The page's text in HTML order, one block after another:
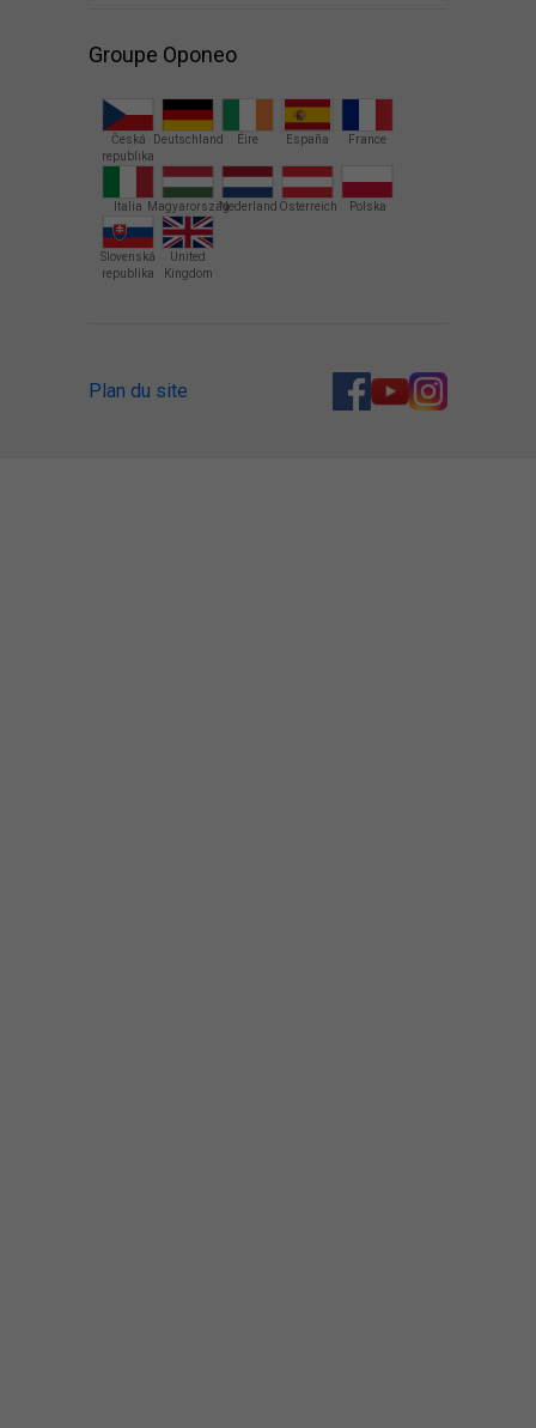
Groupe Oponeo
Česká
republika
Deutschland Éire España France
Italia MagyarországNederland Österreich Polska
Slovenská
republika
United
Kingdom
Plan du site